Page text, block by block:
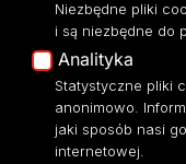
Platforma e-
Moodle
Eksperci UŁ
Polityka Prywatności
Dostępność
Niezbędne pliki
i są niezbędne do
Analityka
Statystyczne pliki
anonimowo.
jaki sposób nasi
internetowej.